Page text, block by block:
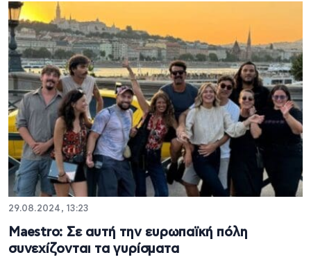
29.08.2024, 13:23
Maestro: Σε αυτή την ευρωπαϊκή πόλη
συνεχίζονται τα γυρίσματα